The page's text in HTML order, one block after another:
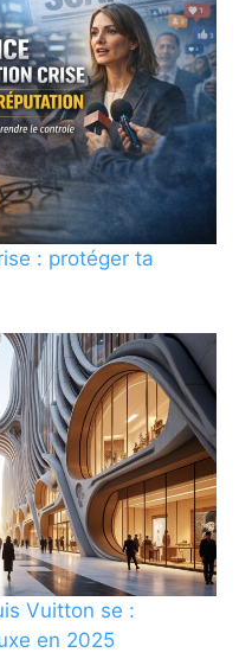
: protéger ta
Vuitton se :
en 2025